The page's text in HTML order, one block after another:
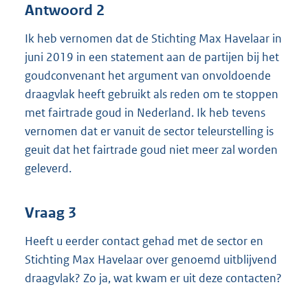
Antwoord 2
Ik heb vernomen dat de Stichting Max Havelaar in
juni 2019 in een statement aan de partijen bij het
goudconvenant het argument van onvoldoende
draagvlak heeft gebruikt als reden om te stoppen
met fairtrade goud in Nederland. Ik heb tevens
vernomen dat er vanuit de sector teleurstelling is
geuit dat het fairtrade goud niet meer zal worden
geleverd.
Vraag 3
Heeft u eerder contact gehad met de sector en
Stichting Max Havelaar over genoemd uitblijvend
draagvlak? Zo ja, wat kwam er uit deze contacten?